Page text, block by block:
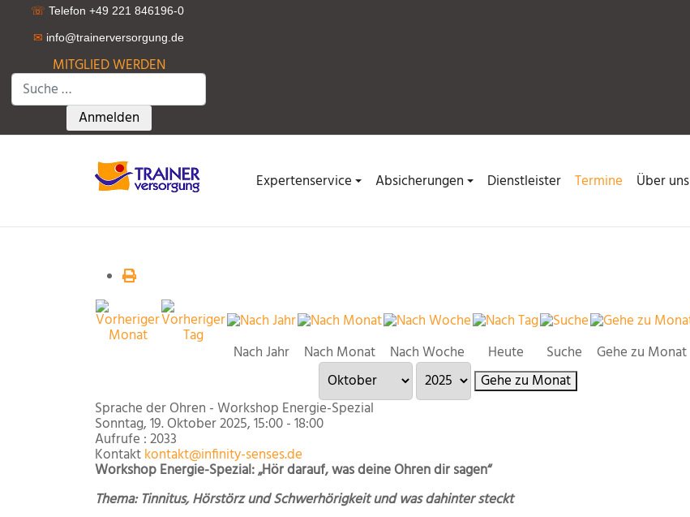
☏ Telefon +49 221 846196-0
✉ info@trainerversorgung.de
MITGLIED WERDEN
Suchen
Type 2 or more characters for results.
Anmelden
Expertenservice Absicherungen Dienstleister Termine Über uns
Nach Jahr Nach Monat Nach Woche Heute Suche
Gehe zu Monat
Gehe zu Monat
Sprache der Ohren - Workshop Energie-Spezial
Sonntag, 19. Oktober 2025, 15:00 - 18:00
Aufrufe : 2033
Kontaktkontakt@infinity-senses.de
Workshop Energie-Spezial: „Hör darauf, was deine Ohren dir sagen“
Thema: Tinnitus, Hörstörz und Schwerhörigkeit und was dahinter steckt